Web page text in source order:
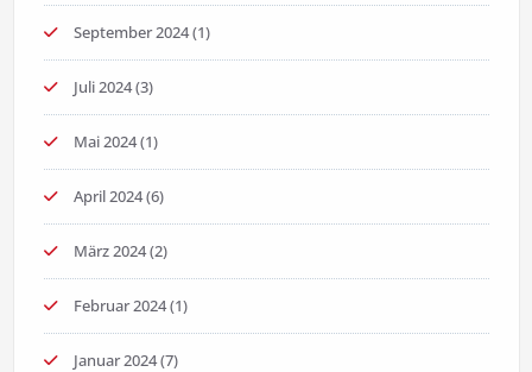
September 2024(1)
Juli 2024(3)
Mai 2024(1)
April 2024(6)
März 2024(2)
Februar 2024(1)
Januar 2024(7)